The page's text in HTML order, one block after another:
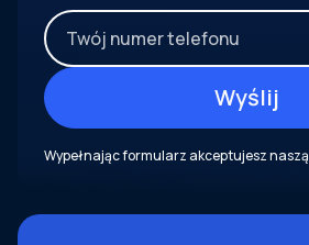
Wypełnając formularz akceptujesz naszą